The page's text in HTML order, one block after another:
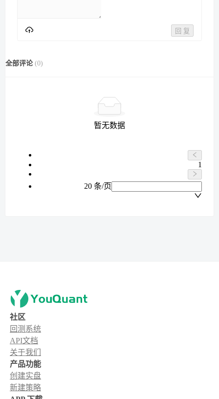
回 复
全部评论 (0)
暂无数据
1
20 条/页
社区
回测系统
API文档
关于我们
产品功能
创建实盘
新建策略